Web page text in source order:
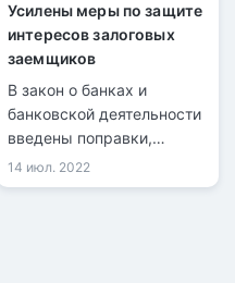
Усилены меры по защите
интересов залоговых
заемщиков
В закон о банках и
банковской деятельности
введены поправки,
касающиеся залоговых
заемщиков, передается
14 июл. 2022